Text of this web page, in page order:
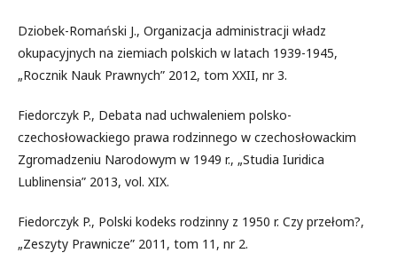
Dziobek-Romański J., Organizacja administracji władz
okupacyjnych na ziemiach polskich w latach 1939-1945,
„Rocznik Nauk Prawnych” 2012, tom XXII, nr 3.
Fiedorczyk P., Debata nad uchwaleniem polsko-
czechosłowackiego prawa rodzinnego w czechosłowackim
Zgromadzeniu Narodowym w 1949 r., „Studia Iuridica
Lublinensia” 2013, vol. XIX.
Fiedorczyk P., Polski kodeks rodzinny z 1950 r. Czy przełom?,
„Zeszyty Prawnicze” 2011, tom 11, nr 2.